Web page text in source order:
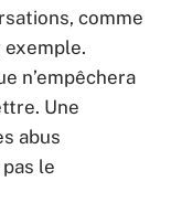
comme
exemple.
n’empêchera
Une
abus
le